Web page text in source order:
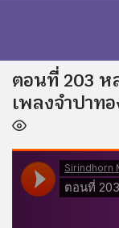
ตอนที่ 203 ห
เพลงจำปาท